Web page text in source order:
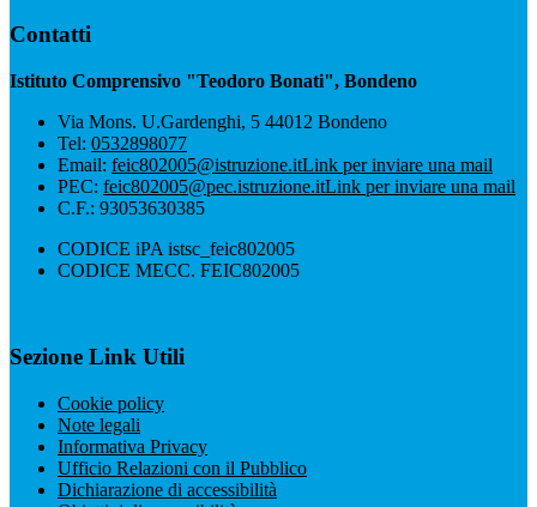
Contatti
Istituto Comprensivo "Teodoro Bonati", Bondeno
Via Mons. U.Gardenghi, 5 44012 Bondeno
Tel: 0532898077
Email: feic802005@istruzione.itLink per inviare una mail
PEC: feic802005@pec.istruzione.itLink per inviare una mail
C.F.: 93053630385
CODICE iPA istsc_feic802005
CODICE MECC. FEIC802005
Sezione Link Utili
Cookie policy
Note legali
Informativa Privacy
Ufficio Relazioni con il Pubblico
Dichiarazione di accessibilità